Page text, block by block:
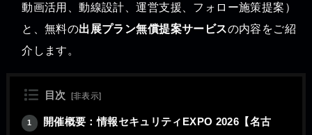
動画活用、動線設計、運営支援、フォロー施策提案）
と、無料の出展プラン無償提案サービスの内容をご紹
介します。
目次 [非表示]
1
開催概要：情報セキュリティEXPO 2026【名古